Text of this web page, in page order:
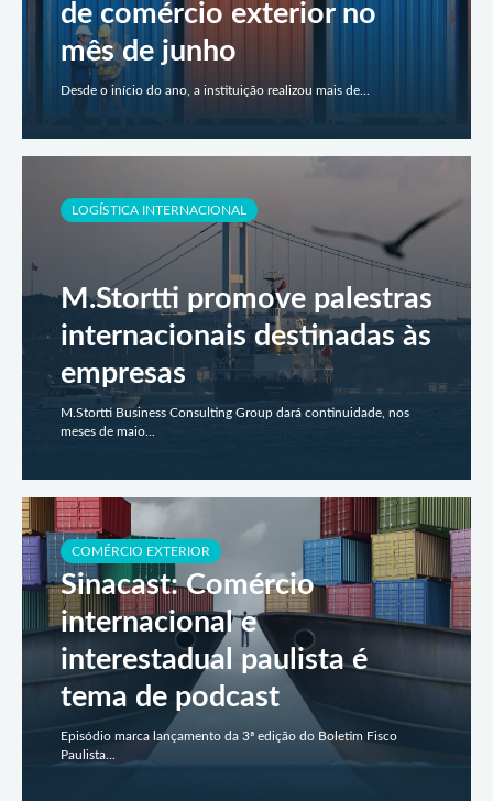
de comércio exterior no
mês de junho
Desde o início do ano, a instituição realizou mais de...
LOGÍSTICA INTERNACIONAL
M.Stortti promove palestras
internacionais destinadas às
empresas
M.Stortti Business Consulting Group dará continuidade, nos
meses de maio...
COMÉRCIO EXTERIOR
Sinacast: Comércio
internacional e
interestadual paulista é
tema de podcast
Episódio marca lançamento da 3ª edição do Boletim Fisco
Paulista...